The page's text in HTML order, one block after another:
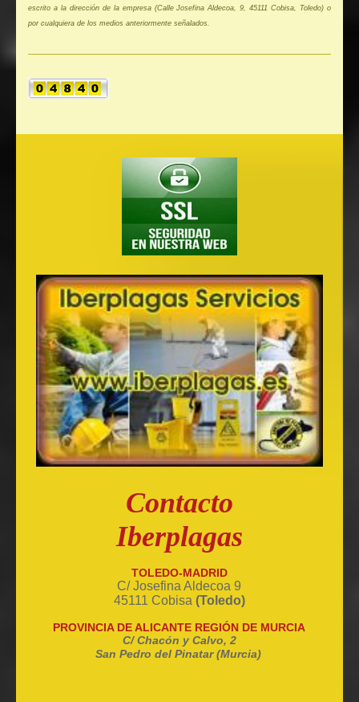
escrito a la dirección de la empresa (Calle Josefina Aldecoa, 9, 45111 Cobisa, Toledo) o
por cualquiera de los medios anteriormente señalados.
Contacto
Iberplagas
TOLEDO-MADRID
C/ Josefina Aldecoa 9
45111 Cobisa (Toledo)
PROVINCIA DE ALICANTE REGIÓN DE MURCIA
C/ Chacón y Calvo, 2
San Pedro del Pinatar (Murcia)